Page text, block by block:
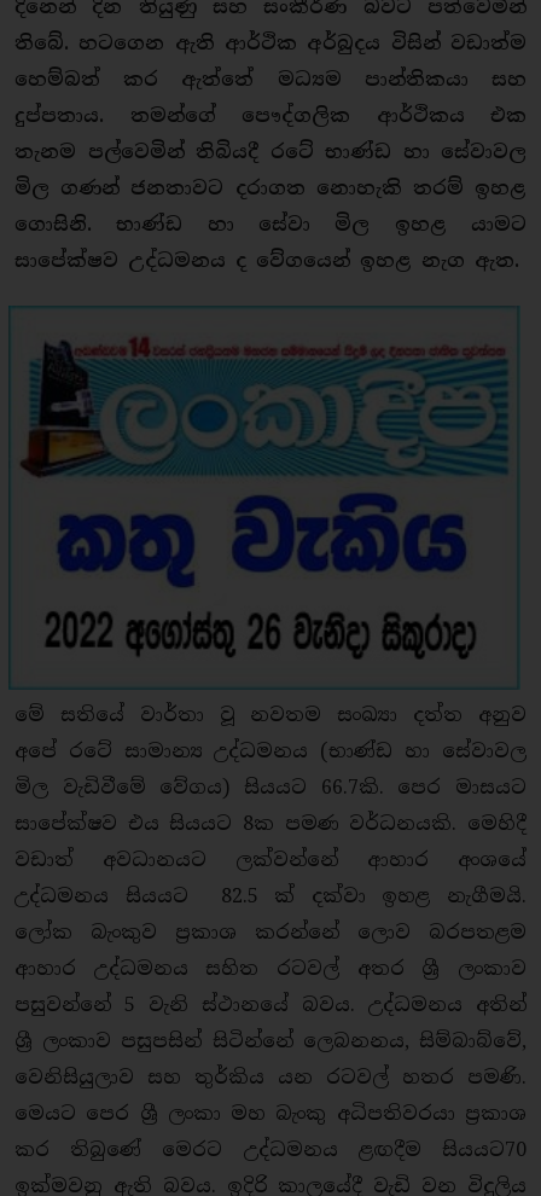
දිනෙන් දින තියුණු සහ සංකීර්ණ බවට පත්වෙමින්
තිබේ. හටගෙන ඇති ආර්ථික අර්බුදය විසින් වඩාත්ම
හෙම්බත් කර ඇත්තේ මධ්‍යම පාන්තිකයා සහ
දුප්පතාය. තමන්ගේ පෞද්ගලික ආර්ථිකය එක
තැනම පල්වෙමින් තිබියදී රටේ භාණ්ඩ හා සේවාවල
මිල ගණන් ජනතාවට දරාගත නොහැකි තරම් ඉහළ
ගොසිනි. භාණ්ඩ හා සේවා මිල ඉහළ යාමට
සාපේක්ෂව උද්ධමනය ද වේගයෙන් ඉහළ නැග ඇත.
මේ සතියේ වාර්තා වූ නවතම සංඛ්‍යා දත්ත අනුව
අපේ රටේ සාමාන්‍ය උද්ධමනය (භාණ්ඩ හා සේවාවල
මිල වැඩිවීමේ වේගය) සියයට 66.7කි. පෙර මාසයට
සාපේක්ෂව එය සියයට 8ක පමණ වර්ධනයකි. මෙහිදී
වඩාත් අවධානයට ලක්වන්නේ ආහාර අංශයේ
උද්ධමනය සියයට 82.5 ක් දක්වා ඉහළ නැගීමයි.
ලෝක බැංකුව ප්‍රකාශ කරන්නේ ලොව බරපතළම
ආහාර උද්ධමනය සහිත රටවල් අතර ශ්‍රී ලංකාව
පසුවන්නේ 5 වැනි ස්ථානයේ බවය. උද්ධමනය අතින්
ශ්‍රී ලංකාව පසුපසින් සිටින්නේ ලෙබනනය, සිම්බාබ්වේ,
වෙනිසියුලාව සහ තුර්කිය යන රටවල් හතර පමණි.
මෙයට පෙර ශ්‍රී ලංකා මහ බැංකු අධිපතිවරයා ප්‍රකාශ
කර තිබුණේ මෙරට උද්ධමනය ළඟදීම සියයට70
ඉක්මවනු ඇති බවය. ඉදිරි කාලයේදී වැඩි වන විදුලිය